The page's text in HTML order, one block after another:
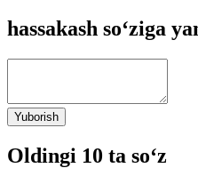
hassakash so‘ziga
Yuborish
Oldingi 10 ta so‘z